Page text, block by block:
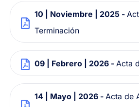
10 | Noviembre | 2025 -
Terminación
09 | Febrero | 2026 - Acta
14 | Mayo | 2026 - Acta de